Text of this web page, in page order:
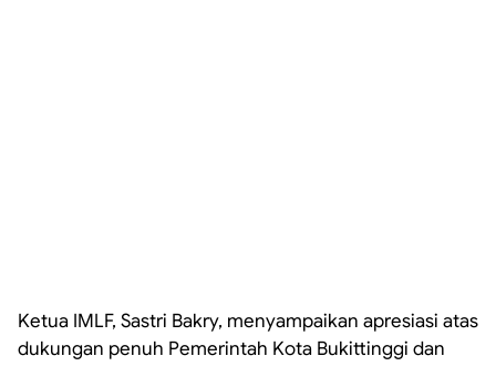
Ketua IMLF, Sastri Bakry, menyampaikan apresiasi atas
dukungan penuh Pemerintah Kota Bukittinggi dan